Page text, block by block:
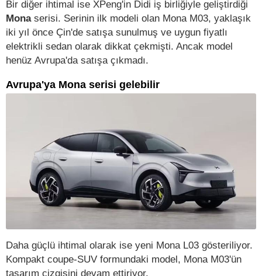
Bir diğer ihtimal ise XPeng'in Didi iş birliğiyle geliştirdiği
Monaserisi. Serinin ilk modeli olan Mona M03, yaklaşık
iki yıl önce Çin'de satışa sunulmuş ve uygun fiyatlı
elektrikli sedan olarak dikkat çekmişti. Ancak model
henüz Avrupa'da satışa çıkmadı.
Avrupa'ya Mona serisi gelebilir
Daha güçlü ihtimal olarak ise yeni Mona L03 gösteriliyor.
Kompakt coupe-SUV formundaki model, Mona M03'ün
tasarım çizgisini devam ettiriyor.